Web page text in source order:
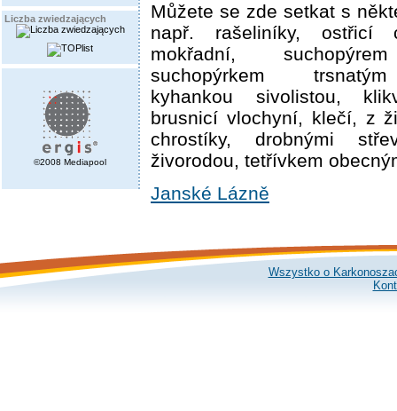
Liczba zwiedzających
©2008 Mediapool
Můžete se zde setkat s
např. rašeliníky, ostřicí
mokřadní,
suchopýrkem
kyhankou sivolistou,
brusnicí vlochyní, klečí, z
chrostíky, drobnými
živorodou, tetřívkem
Janské Lázně
Wszystko o